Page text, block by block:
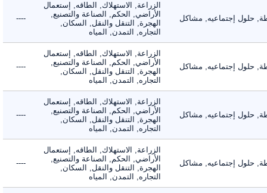
حلول إجتماعيه, مشاكل
الزراعة, الاستهلاك, الطاقه, إستعمال
الأراضي, الحكم, الصناعة والتصنيع,
الهجرة, التنقل والنقل, السكان,
التجاره, التمدن, المياه
----
حلول إجتماعيه, مشاكل
الزراعة, الاستهلاك, الطاقه, إستعمال
الأراضي, الحكم, الصناعة والتصنيع,
الهجرة, التنقل والنقل, السكان,
التجاره, التمدن, المياه
----
حلول إجتماعيه, مشاكل
الزراعة, الاستهلاك, الطاقه, إستعمال
الأراضي, الحكم, الصناعة والتصنيع,
الهجرة, التنقل والنقل, السكان,
التجاره, التمدن, المياه
----
حلول إجتماعيه, مشاكل
الزراعة, الاستهلاك, الطاقه, إستعمال
الأراضي, الحكم, الصناعة والتصنيع,
الهجرة, التنقل والنقل, السكان,
التجاره, التمدن, المياه
----